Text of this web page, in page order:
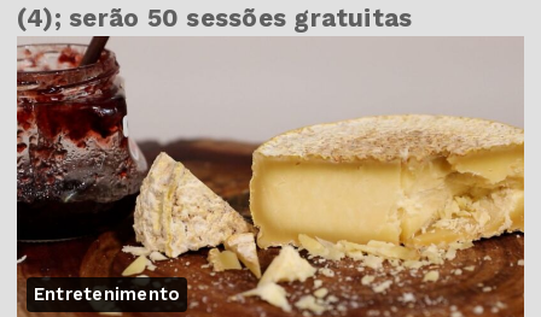
(4); serão 50 sessões gratuitas
Entretenimento